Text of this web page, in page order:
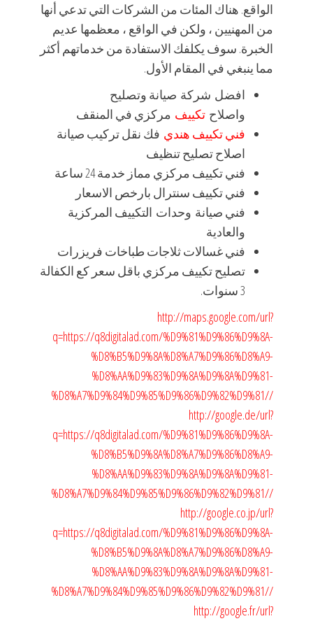
الواقع. هناك المئات من الشركات التي تدعي أنها
من المهنيين ، ولكن في الواقع ، معظمها عديم
الخبرة. سوف يكلفك الاستفادة من خدماتهم أكثر
مما ينبغي في المقام الأول.
افضل شركة صيانة وتصليح
واصلاح تكييف مركزي في المنقف
فني تكييف هندي فك نقل تركيب صيانة
اصلاح تصليح تنظيف
فني تكييف مركزي مماز خدمة 24 ساعة
فني تكييف سنترال بارخص الاسعار
فني صيانة وحدات التكييف المركزية
والعادية
فني غسالات ثلاجات طباخات فريزرات
تصليح تكييف مركزي باقل سعر كع الكفالة
3 سنوات.
http://maps.google.com/url?
q=https://q8digitalad.com/%D9%81%D9%86%D9%8A-
%D8%B5%D9%8A%D8%A7%D9%86%D8%A9-
%D8%AA%D9%83%D9%8A%D9%8A%D9%81-
%D8%A7%D9%84%D9%85%D9%86%D9%82%D9%81//
http://google.de/url?
q=https://q8digitalad.com/%D9%81%D9%86%D9%8A-
%D8%B5%D9%8A%D8%A7%D9%86%D8%A9-
%D8%AA%D9%83%D9%8A%D9%8A%D9%81-
%D8%A7%D9%84%D9%85%D9%86%D9%82%D9%81//
http://google.co.jp/url?
q=https://q8digitalad.com/%D9%81%D9%86%D9%8A-
%D8%B5%D9%8A%D8%A7%D9%86%D8%A9-
%D8%AA%D9%83%D9%8A%D9%8A%D9%81-
%D8%A7%D9%84%D9%85%D9%86%D9%82%D9%81//
http://google.fr/url?